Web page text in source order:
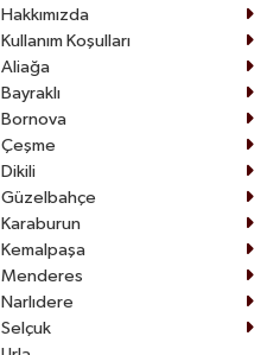
Hakkımızda
Kullanım Koşulları
Aliağa
Bayraklı
Bornova
Çeşme
Dikili
Güzelbahçe
Karaburun
Kemalpaşa
Menderes
Narlıdere
Selçuk